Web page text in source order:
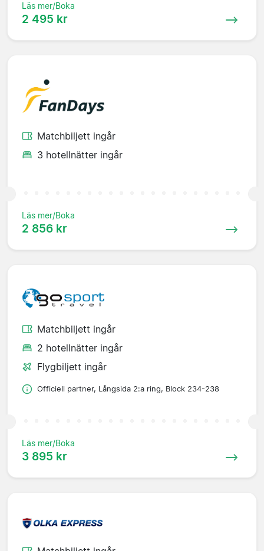
Läs mer/Boka
2 495 kr
Matchbiljett ingår
3 hotellnätter ingår
Läs mer/Boka
2 856 kr
Matchbiljett ingår
2 hotellnätter ingår
Flygbiljett ingår
Officiell partner, Långsida 2:a ring, Block 234-238
Läs mer/Boka
3 895 kr